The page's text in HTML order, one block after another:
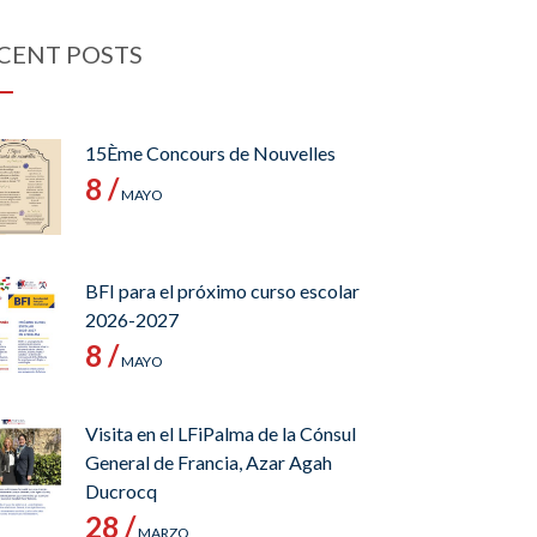
POSTS
15Ème Concours de Nouvelles
8 /MAYO
BFI para el próximo curso escolar
2026-2027
8 /MAYO
Visita en el LFiPalma de la Cónsul
General de Francia, Azar Agah
Ducrocq
28 /MARZO